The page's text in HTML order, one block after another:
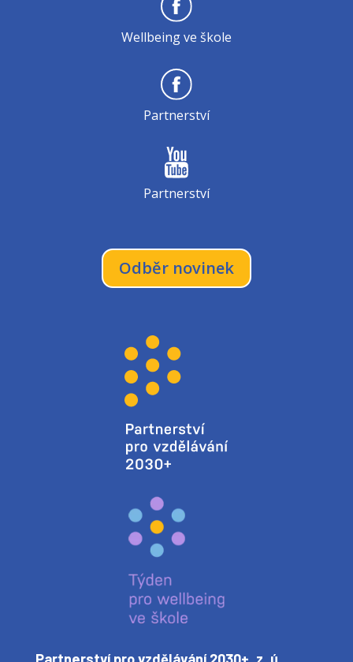
Wellbeing ve škole
Partnerství
Partnerství
Odběr novinek